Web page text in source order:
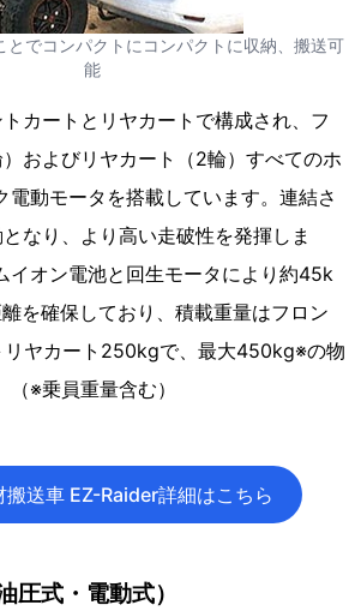
とでコンパクトにコンパクトに収納、搬送可
能
カートとリヤカートで構成され、フ
およびリヤカート（2輪）すべてのホ
電動モータを搭載しています。連結さ
なり、より高い走破性を発揮しま
イオン電池と回生モータにより約45k
を確保しており、積載重量はフロン
リヤカート250kgで、最大450kg※の物
※乗員重量含む）
搬送車 EZ-Raider詳細はこちら
圧式・電動式）